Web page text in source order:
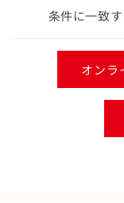
条件に一致
オンラ